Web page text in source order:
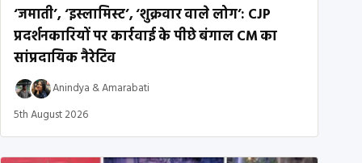
‘जमाती’, ‘इस्लामिस्ट’, ‘शुक्रवार वाले लोग’: CJP
प्रदर्शनकारियों पर कार्रवाई के पीछे बंगाल CM का
सांप्रदायिक नैरेटिव
Anindya &Amarabati
5th August 2026